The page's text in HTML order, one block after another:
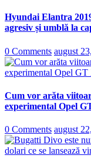
Hyundai Elantra
agresiv și umblă la
0 Comments august
Cum vor arăta
experimental Opel
0 Comments august